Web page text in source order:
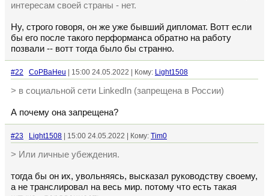
интересам своей страны - нет.
Ну, строго говоря, он же уже бывший дипломат. Вотт если
бы его после такого перформанса обратно на работу
позвали -- вотт тогда было бы странно.
#22 CoPBaHeu | 15:00 24.05.2022 | Кому: Light1508
> в социальной сети LinkedIn (запрещена в России)
А почему она запрещена?
#23 Light1508 | 15:00 24.05.2022 | Кому: Tim0
> Или личные убеждения.
тогда бы он их, увольняясь, высказал руководству своему,
а не транслировал на весь мир. потому что есть такая